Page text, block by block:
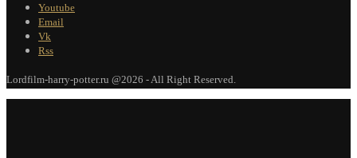
Youtube
Email
Vk
Rss
Lordfilm-harry-potter.ru @2026 - All Right Reserved.